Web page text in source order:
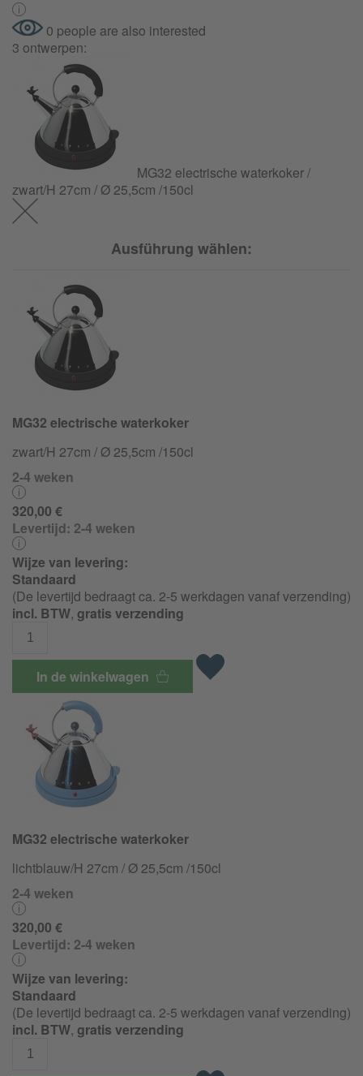
0 people are also interested
3 ontwerpen:
MG32 electrische waterkoker /
zwart/H 27cm / Ø 25,5cm /150cl
Ausführung wählen:
MG32 electrische waterkoker
zwart/H 27cm / Ø 25,5cm /150cl
2-4 weken
320,00 €
Levertijd: 2-4 weken
Wijze van levering:
Standaard
(De levertijd bedraagt ca. 2-5 werkdagen vanaf verzending)
incl. BTW, gratis verzending
In de winkelwagen
MG32 electrische waterkoker
lichtblauw/H 27cm / Ø 25,5cm /150cl
2-4 weken
320,00 €
Levertijd: 2-4 weken
Wijze van levering:
Standaard
(De levertijd bedraagt ca. 2-5 werkdagen vanaf verzending)
incl. BTW, gratis verzending